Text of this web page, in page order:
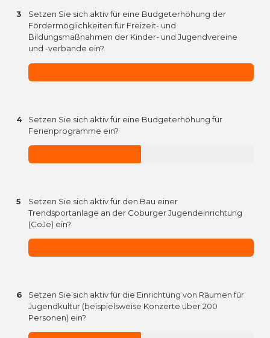
3
Setzen Sie sich aktiv für eine Budgeterhöhung der
Fördermöglichkeiten für Freizeit- und
Bildungsmaßnahmen der Kinder- und Jugendvereine
und -verbände ein?
4
Setzen Sie sich aktiv für eine Budgeterhöhung für
Ferienprogramme ein?
5
Setzen Sie sich aktiv für den Bau einer
Trendsportanlage an der Coburger Jugendeinrichtung
(CoJe) ein?
6
Setzen Sie sich aktiv für die Einrichtung von Räumen für
Jugendkultur (beispielsweise Konzerte über 200
Personen) ein?